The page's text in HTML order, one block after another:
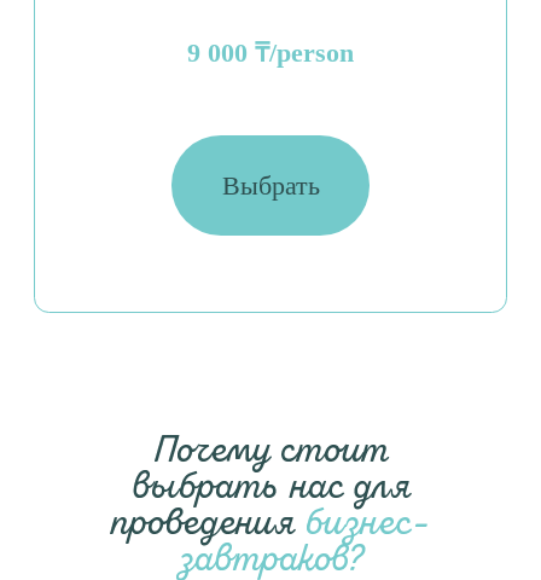
Почему стоит
выбрать нас для
проведения бизнес-
завтраков?